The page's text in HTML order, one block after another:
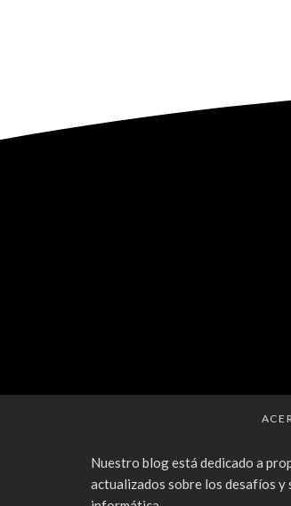
Nuestro blog está dedicado a
actualizados sobre los desafíos y